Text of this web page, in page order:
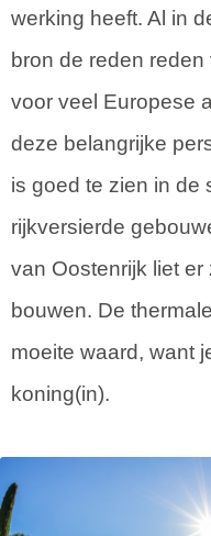
werking heeft. Al in
bron de reden
voor veel Europese
deze belangrijke
is goed te zien in de
rijkversierde
van Oostenrijk liet
bouwen. De
moeite waard, want
koning(in).